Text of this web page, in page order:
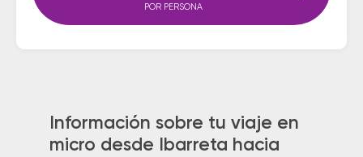
POR PERSONA
Información sobre tu viaje en
micro desde Ibarreta hacia